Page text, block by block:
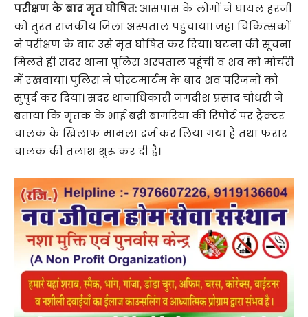
परीक्षण के बाद मृत घोषित:आसपास के लोगों ने घायल हरजी
को तुरंत राजकीय जिला अस्पताल पहुंचाया। जहां चिकित्सकों
ने परीक्षण के बाद उसे मृत घोषित कर दिया। घटना की सूचना
मिलते ही सदर थाना पुलिस अस्पताल पहुंची व शव को मोर्चरी
में रखवाया। पुलिस ने पोस्टमार्टम के बाद शव परिजनों को
सुपुर्द कर दिया। सदर थानाधिकारी जगदीश प्रसाद चौधरी ने
बताया कि मृतक के भाई बद्री बागरिया की रिपोर्ट पर ट्रैक्टर
चालक के खिलाफ मामला दर्ज कर लिया गया है तथा फरार
चालक की तलाश शुरू कर दी है।